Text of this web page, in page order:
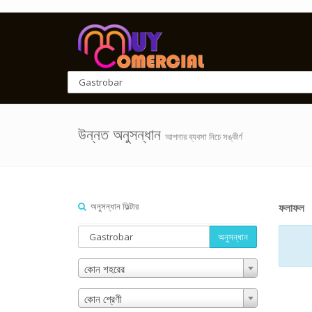
উন্নত অনুসন্ধান আপনার ব্যবসা নিচে সঙ্কীর্ণ
অনুসন্ধান ফিল্টার
অনুসন্ধান
কোন শহরের
কোন শ্রেণী
ফলাফল